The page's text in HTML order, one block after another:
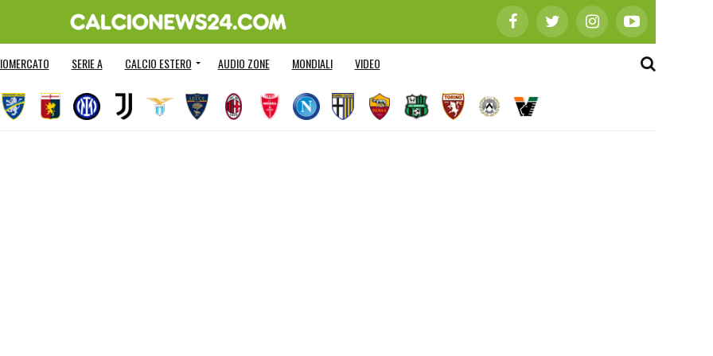
SERIE A CALCIO ESTERO AUDIO ZONE MONDIALI VIDEO